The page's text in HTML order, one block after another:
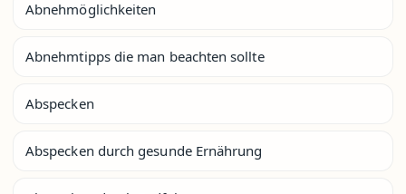
Abnehmöglichkeiten
Abnehmtipps die man beachten sollte
Abspecken
Abspecken durch gesunde Ernährung